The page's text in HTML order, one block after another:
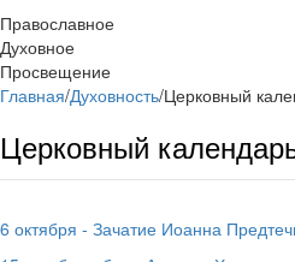
Православное
Духовное
Просвещение
Главная/Духовность/Церковный
Церковный
6 октября - Зачатие Иоанна